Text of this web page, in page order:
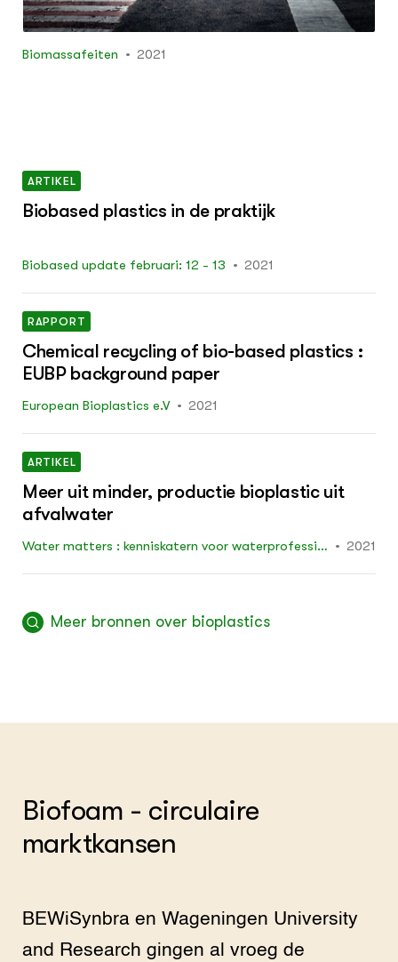
Biomassafeiten 2021
ARTIKEL
Biobased plastics in de praktijk
Biobased update februari: 12 - 13 2021
RAPPORT
Chemical recycling of bio-based plastics :
EUBP background paper
European Bioplastics e.V 2021
ARTIKEL
Meer uit minder, productie bioplastic uit
afvalwater
Water matters : kenniskatern voor waterprofession
2021
Meer bronnen over bioplastics
Biofoam - circulaire
marktkansen
BEWiSynbra en Wageningen University
and Research gingen al vroeg de